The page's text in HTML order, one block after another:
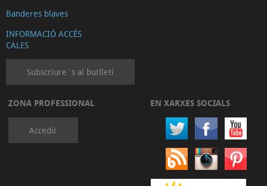
Banderes blaves
INFORMACIÓ ACCÉS
CALES
Subscriure´s al butlletí
ZONA PROFESSIONAL
Accedir
EN XARXES SOCIALS